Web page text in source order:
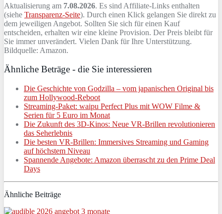
Aktualisierung am 7.08.2026. Es sind Affiliate-Links enthalten
(siehe Transparenz-Seite). Durch einen Klick gelangen Sie direkt zu
dem jeweiligen Angebot. Sollten Sie sich für einen Kauf
entscheiden, erhalten wir eine kleine Provision. Der Preis bleibt für
Sie immer unverändert. Vielen Dank für Ihre Unterstützung.
Bildquelle: Amazon.
Ähnliche Beträge - die Sie interessieren
Die Geschichte von Godzilla – vom japanischen Original bis
zum Hollywood-Reboot
Streaming-Paket: waipu Perfect Plus mit WOW Filme &
Serien für 5 Euro im Monat
Die Zukunft des 3D-Kinos: Neue VR-Brillen revolutionieren
das Seherlebnis
Die besten VR-Brillen: Immersives Streaming und Gaming
auf höchstem Niveau
Spannende Angebote: Amazon überrascht zu den Prime Deal
Days
Ähnliche Beiträge